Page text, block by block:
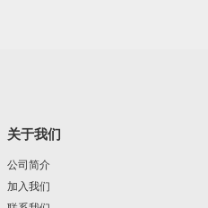
关于我们
公司简介
加入我们